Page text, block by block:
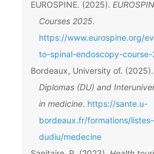
EUROSPINE. (2025).
Courses 2025.
https://www.eurospine.org/
to-spinal-endoscopy-
Bordeaux, University of. (2025).
Diplomas (DU) and
in medicine. https://sante.u-
bordeaux.fr/formations/
dudiu/medecine